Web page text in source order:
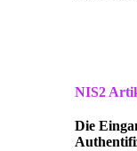
NIS2
Die